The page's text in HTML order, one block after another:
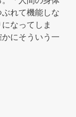
れて機能しな
なってしま
にそういう一